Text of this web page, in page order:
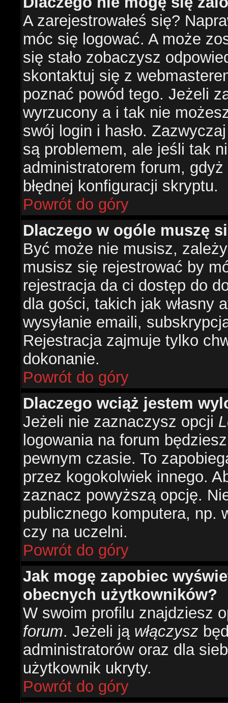
A zarejestrowałeś się?
móc się logować. A może
się stało zobaczysz
skontaktuj się z
poznać powód tego. Jeżeli
wyrzucony a i tak nie
swój login i hasło.
są problemem, ale jeśli tak
administratorem forum,
błędnej konfiguracji skryptu.
Powrót do góry
Dlaczego w ogóle muszę
Być może nie musisz,
musisz się rejestrować by
rejestracja da ci dostęp do
dla gości, takich jak własny
wysyłanie emaili,
Rejestracja zajmuje tylko
dokonanie.
Powrót do góry
Dlaczego wciąż jestem
Jeżeli nie zaznaczysz opcji
logowania na forum
pewnym czasie. To
przez kogokolwiek innego.
zaznacz powyższą opcję.
publicznego komputera, np.
czy na uczelni.
Powrót do góry
Jak mogę zapobiec
obecnych użytkowników?
W swoim profilu znajdziesz
forum. Jeżeli ją włączysz
administratorów oraz dla
użytkownik ukryty.
Powrót do góry